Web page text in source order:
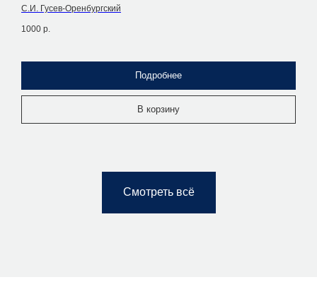
С.И. Гусев-Оренбургский
1000 р.
Подробнее
В корзину
Смотреть всё